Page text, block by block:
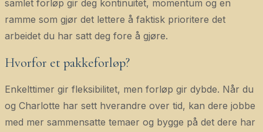
samlet forløp gir deg kontinuitet, momentum og en
ramme som gjør det lettere å faktisk prioritere det
arbeidet du har satt deg fore å gjøre.
Hvorfor et pakkeforløp?
Enkelttimer gir fleksibilitet, men forløp gir dybde. Når du
og Charlotte har sett hverandre over tid, kan dere jobbe
med mer sammensatte temaer og bygge på det dere har